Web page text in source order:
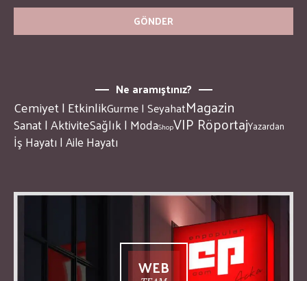
Ne aramıştınız?
Cemiyet | EtkinlikGurme | SeyahatMagazin
Sanat | AktiviteSağlık | ModaShopVIP RöportajYazardan
İş Hayatı | Aile Hayatı
WEB